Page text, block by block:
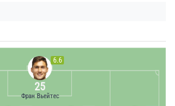
6.6
25
Фран Вьейтес